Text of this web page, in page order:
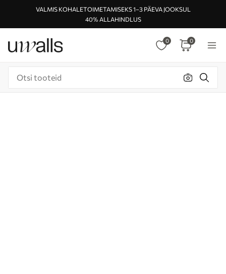
VALMIS KOHALETOIMETAMISEKS 1–3 PÄEVA JOOKSUL
40% ALLAHINDLUS
0 0